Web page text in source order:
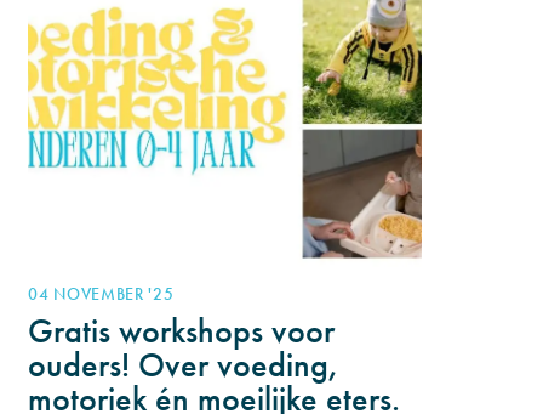
04 NOVEMBER '25
Gratis workshops voor
ouders! Over voeding,
motoriek én moeilijke eters.